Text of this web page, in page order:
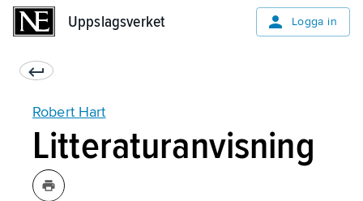
Uppslagsverket Logga in
Robert Hart
Litteraturanvisning